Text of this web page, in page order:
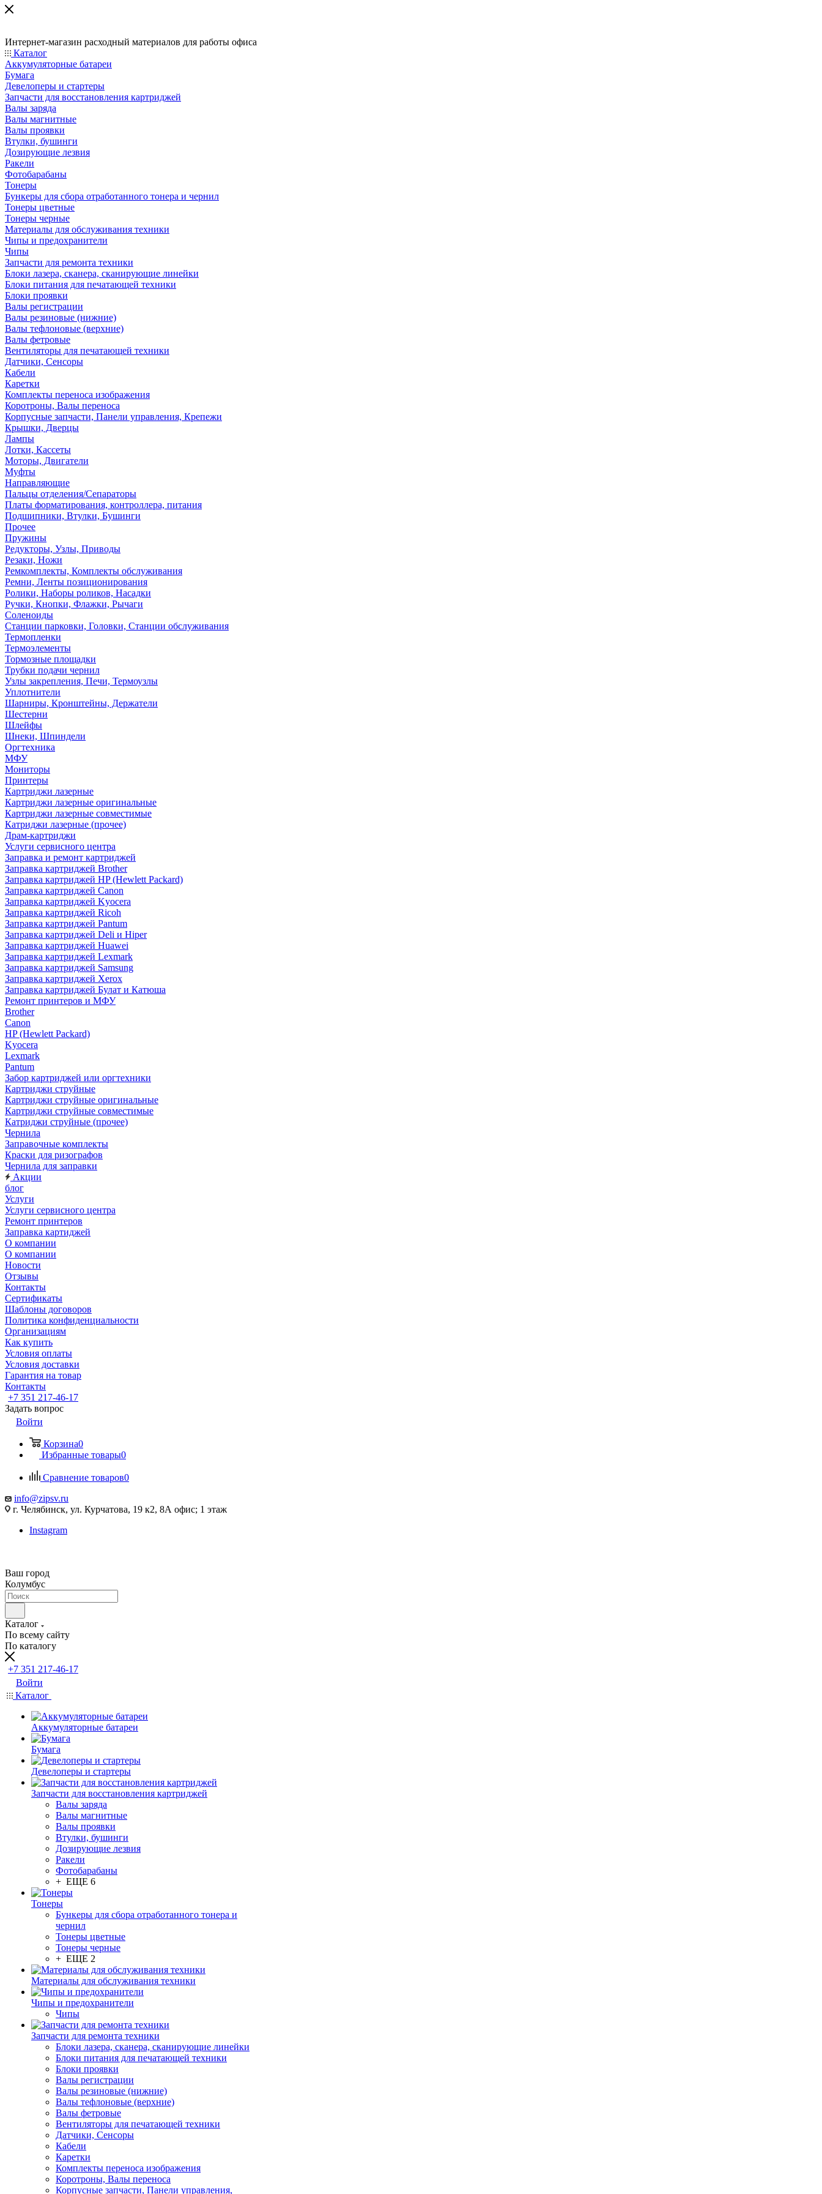
Интернет-магазин расходный материалов для работы офиса
Каталог
Аккумуляторные батареи
Бумага
Девелоперы и стартеры
Запчасти для восстановления картриджей
Валы заряда
Валы магнитные
Валы проявки
Втулки, бушинги
Дозирующие лезвия
Ракели
Фотобарабаны
Тонеры
Бункеры для сбора отработанного тонера и чернил
Тонеры цветные
Тонеры черные
Материалы для обслуживания техники
Чипы и предохранители
Чипы
Запчасти для ремонта техники
Блоки лазера, сканера, сканирующие линейки
Блоки питания для печатающей техники
Блоки проявки
Валы регистрации
Валы резиновые (нижние)
Валы тефлоновые (верхние)
Валы фетровые
Вентиляторы для печатающей техники
Датчики, Сенсоры
Кабели
Каретки
Комплекты переноса изображения
Коротроны, Валы переноса
Корпусные запчасти, Панели управления, Крепежи
Крышки, Дверцы
Лампы
Лотки, Кассеты
Моторы, Двигатели
Муфты
Направляющие
Пальцы отделения/Сепараторы
Платы форматирования, контроллера, питания
Подшипники, Втулки, Бушинги
Прочее
Пружины
Редукторы, Узлы, Приводы
Резаки, Ножи
Ремкомплекты, Комплекты обслуживания
Ремни, Ленты позиционирования
Ролики, Наборы роликов, Насадки
Ручки, Кнопки, Флажки, Рычаги
Соленоиды
Станции парковки, Головки, Станции обслуживания
Термопленки
Термоэлементы
Тормозные площадки
Трубки подачи чернил
Узлы закрепления, Печи, Термоузлы
Уплотнители
Шарниры, Кронштейны, Держатели
Шестерни
Шлейфы
Шнеки, Шпиндели
Оргтехника
МФУ
Мониторы
Принтеры
Картриджи лазерные
Картриджи лазерные оригинальные
Картриджи лазерные совместимые
Катриджи лазерные (прочее)
Драм-картриджи
Услуги сервисного центра
Заправка и ремонт картриджей
Заправка картриджей Brother
Заправка картриджей HP (Hewlett Packard)
Заправка картриджей Canon
Заправка картриджей Kyocera
Заправка картриджей Ricoh
Заправка картриджей Pantum
Заправка картриджей Deli и Hiper
Заправка картриджей Huawei
Заправка картриджей Lexmark
Заправка картриджей Samsung
Заправка картриджей Xerox
Заправка картриджей Булат и Катюша
Ремонт принтеров и МФУ
Brother
Canon
HP (Hewlett Packard)
Kyocera
Lexmark
Pantum
Забор картриджей или оргтехники
Картриджи струйные
Картриджи струйные оригинальные
Картриджи струйные совместимые
Катриджи струйные (прочее)
Чернила
Заправочные комплекты
Краски для ризографов
Чернила для заправки
Акции
блог
Услуги
Услуги сервисного центра
Ремонт принтеров
Заправка картиджей
О компании
О компании
Новости
Отзывы
Контакты
Сертификаты
Шаблоны договоров
Политика конфиденциальности
Организациям
Как купить
Условия оплаты
Условия доставки
Гарантия на товар
Контакты
+7 351 217-46-17
Задать вопрос
Войти
Корзина0
Избранные товары0
Сравнение товаров0
info@zipsv.ru
г. Челябинск, ул. Курчатова, 19 к2, 8А офис; 1 этаж
Instagram
Ваш город
Колумбус
Каталог
По всему сайту
По каталогу
+7 351 217-46-17
Войти
Каталог
Аккумуляторные батареи
Бумага
Девелоперы и стартеры
Запчасти для восстановления картриджей
Валы заряда
Валы магнитные
Валы проявки
Втулки, бушинги
Дозирующие лезвия
Ракели
Фотобарабаны
+ ЕЩЕ 6
Тонеры
Бункеры для сбора отработанного тонера и
чернил
Тонеры цветные
Тонеры черные
+ ЕЩЕ 2
Материалы для обслуживания техники
Чипы и предохранители
Чипы
Запчасти для ремонта техники
Блоки лазера, сканера, сканирующие линейки
Блоки питания для печатающей техники
Блоки проявки
Валы регистрации
Валы резиновые (нижние)
Валы тефлоновые (верхние)
Валы фетровые
Вентиляторы для печатающей техники
Датчики, Сенсоры
Кабели
Каретки
Комплекты переноса изображения
Коротроны, Валы переноса
Корпусные запчасти, Панели управления,